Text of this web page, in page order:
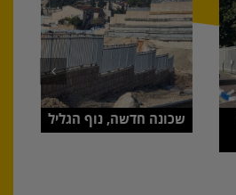
שכונה חדשה, נוף הגליל